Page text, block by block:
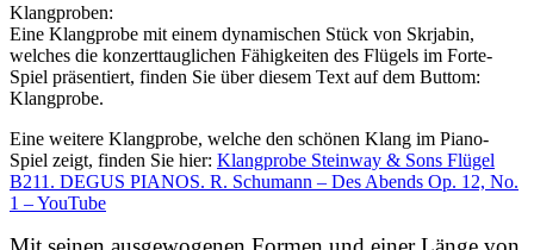
Klangproben:
Eine Klangprobe mit einem dynamischen Stück von Skrjabin,
welches die konzerttauglichen Fähigkeiten des Flügels im Forte-
Spiel präsentiert, finden Sie über diesem Text auf dem Buttom:
Klangprobe.
Eine weitere Klangprobe, welche den schönen Klang im Piano-
Spiel zeigt, finden Sie hier: Klangprobe Steinway & Sons Flügel
B211. DEGUS PIANOS. R. Schumann – Des Abends Op. 12, No.
1 – YouTube